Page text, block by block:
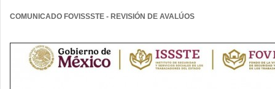
COMUNICADO FOVISSSTE - REVISIÓN DE AVALÚOS